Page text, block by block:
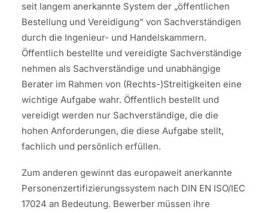
seit langem anerkannte System der „öffentlichen
Bestellung und Vereidigung“ von Sachverständigen
durch die Ingenieur- und Handelskammern.
Öffentlich bestellte und vereidigte Sachverständige
nehmen als Sachverständige und unabhängige
Berater im Rahmen von (Rechts-)Streitigkeiten eine
wichtige Aufgabe wahr. Öffentlich bestellt und
vereidigt werden nur Sachverständige, die die
hohen Anforderungen, die diese Aufgabe stellt,
fachlich und persönlich erfüllen.
Zum anderen gewinnt das europaweit anerkannte
Personenzertifizierungssystem nach DIN EN ISO/IEC
17024 an Bedeutung. Bewerber müssen ihre